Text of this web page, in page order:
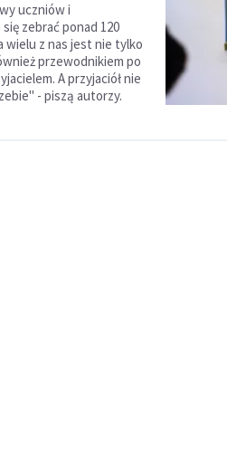
uczniów i
zebrać ponad 120
wielu z nas jest nie tylko
przewodnikiem po
A przyjaciół nie
- piszą autorzy.